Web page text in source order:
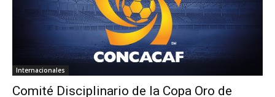
Internacionales
Comité Disciplinario de la Copa Oro de